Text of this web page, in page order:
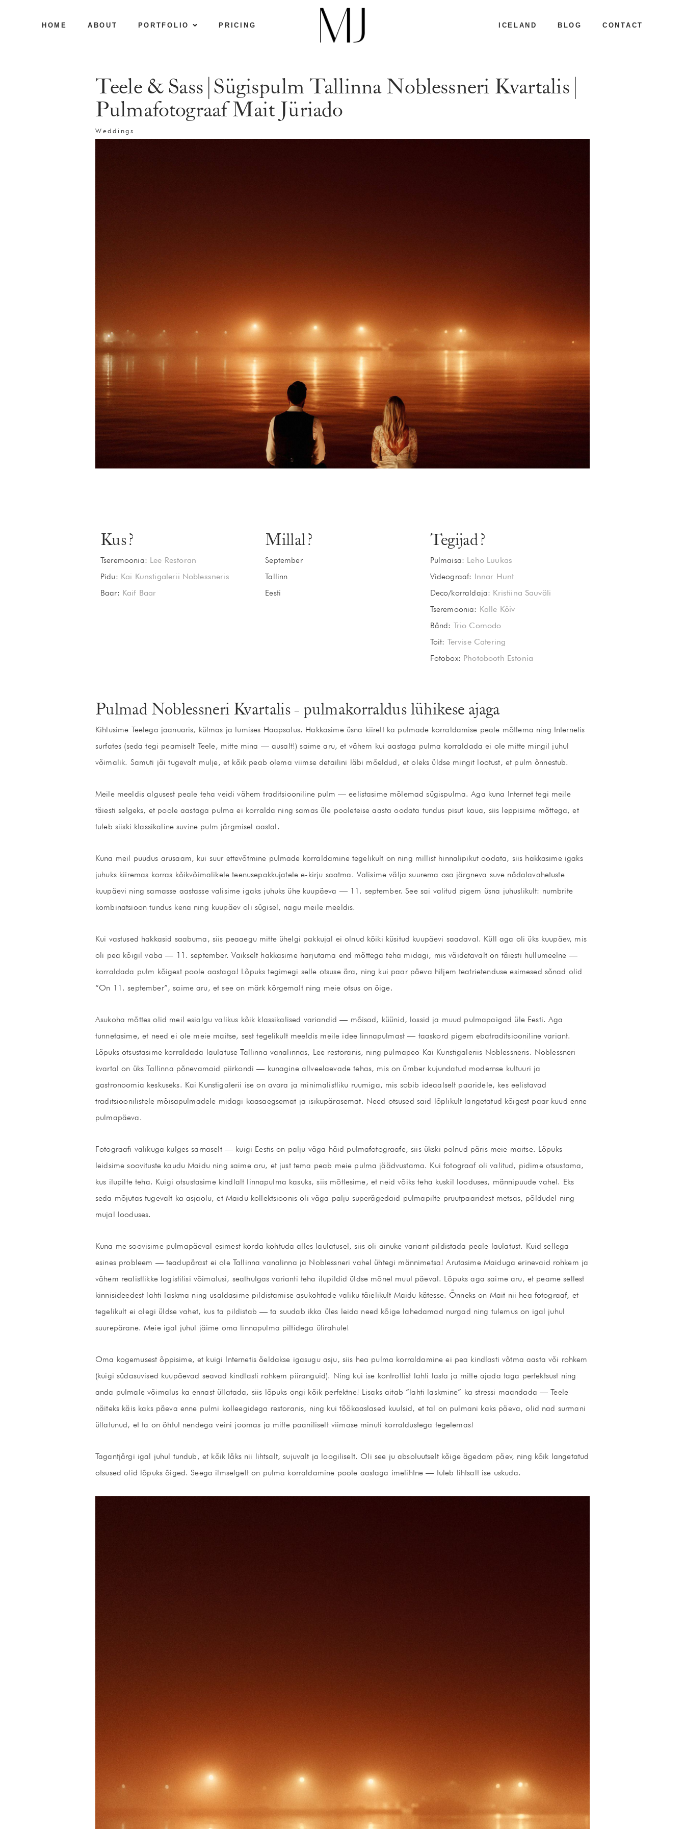
HOME ABOUT PORTFOLIO PRICING ICELAND BLOG CONTACT
Teele & Sass | Sügispulm Tallinna Noblessneri Kvartalis |
Pulmafotograaf Mait Jüriado
Weddings
Kus?
Tseremoonia: Lee Restoran
Pidu: Kai Kunstigalerii Noblessneris
Baar: Kaif Baar
Millal?
September
Tallinn
Eesti
Tegijad?
Pulmaisa: Leho Luukas
Videograaf: Innar Hunt
Deco/korraldaja: Kristiina Sauväli
Tseremoonia: Kalle Kõiv
Bänd: Trio Comodo
Toit: Tervise Catering
Fotobox: Photobooth Estonia
Pulmad Noblessneri Kvartalis - pulmakorraldus lühikese ajaga
Kihlusime Teelega jaanuaris, külmas ja lumises Haapsalus. Hakkasime üsna kiirelt ka pulmade korraldamise peale mõtlema ning Internetis
surfates (seda tegi peamiselt Teele, mitte mina — ausalt!) saime aru, et vähem kui aastaga pulma korraldada ei ole mitte mingil juhul
võimalik. Samuti jäi tugevalt mulje, et kõik peab olema viimse detailini läbi mõeldud, et oleks üldse mingit lootust, et pulm õnnestub.
Meile meeldis algusest peale teha veidi vähem traditsiooniline pulm — eelistasime mõlemad sügispulma. Aga kuna Internet tegi meile
täiesti selgeks, et poole aastaga pulma ei korralda ning samas üle pooleteise aasta oodata tundus pisut kaua, siis leppisime mõttega, et
tuleb siiski klassikaline suvine pulm järgmisel aastal.
Kuna meil puudus arusaam, kui suur ettevõtmine pulmade korraldamine tegelikult on ning millist hinnalipikut oodata, siis hakkasime igaks
juhuks kiiremas korras kõikvõimalikele teenusepakkujatele e-kirju saatma. Valisime välja suurema osa järgneva suve nädalavahetuste
kuupäevi ning samasse aastasse valisime igaks juhuks ühe kuupäeva — 11. september. See sai valitud pigem üsna juhuslikult: numbrite
kombinatsioon tundus kena ning kuupäev oli sügisel, nagu meile meeldis.
Kui vastused hakkasid saabuma, siis peaaegu mitte ühelgi pakkujal ei olnud kõiki küsitud kuupäevi saadaval. Küll aga oli üks kuupäev, mis
oli pea kõigil vaba — 11. september. Vaikselt hakkasime harjutama end mõttega teha midagi, mis väidetavalt on täiesti hullumeelne —
korraldada pulm kõigest poole aastaga! Lõpuks tegimegi selle otsuse ära, ning kui paar päeva hiljem teatrietenduse esimesed sõnad olid
“On 11. september”, saime aru, et see on märk kõrgemalt ning meie otsus on õige.
Asukoha mõttes olid meil esialgu valikus kõik klassikalised variandid — mõisad, küünid, lossid ja muud pulmapaigad üle Eesti. Aga
tunnetasime, et need ei ole meie maitse, sest tegelikult meeldis meile idee linnapulmast — taaskord pigem ebatraditsiooniline variant.
Lõpuks otsustasime korraldada laulatuse Tallinna vanalinnas, Lee restoranis, ning pulmapeo Kai Kunstigaleriis Noblessneris. Noblessneri
kvartal on üks Tallinna põnevamaid piirkondi — kunagine allveelaevade tehas, mis on ümber kujundatud modernse kultuuri ja
gastronoomia keskuseks. Kai Kunstigalerii ise on avara ja minimalistliku ruumiga, mis sobib ideaalselt paaridele, kes eelistavad
traditsioonilistele mõisapulmadele midagi kaasaegsemat ja isikupärasemat. Need otsused said lõplikult langetatud kõigest paar kuud enne
pulmapäeva.
Fotograafi valikuga kulges sarnaselt — kuigi Eestis on palju väga häid pulmafotograafe, siis ükski polnud päris meie maitse. Lõpuks
leidsime soovituste kaudu Maidu ning saime aru, et just tema peab meie pulma jäädvustama. Kui fotograaf oli valitud, pidime otsustama,
kus ilupilte teha. Kuigi otsustasime kindlalt linnapulma kasuks, siis mõtlesime, et neid võiks teha kuskil looduses, männipuude vahel. Eks
seda mõjutas tugevalt ka asjaolu, et Maidu kollektsioonis oli väga palju superägedaid pulmapilte pruutpaaridest metsas, põldudel ning
mujal looduses.
Kuna me soovisime pulmapäeval esimest korda kohtuda alles laulatusel, siis oli ainuke variant pildistada peale laulatust. Kuid sellega
esines probleem — teadupärast ei ole Tallinna vanalinna ja Noblessneri vahel ühtegi männimetsa! Arutasime Maiduga erinevaid rohkem ja
vähem realistlikke logistilisi võimalusi, sealhulgas varianti teha ilupildid üldse mõnel muul päeval. Lõpuks aga saime aru, et peame sellest
kinnisideedest lahti laskma ning usaldasime pildistamise asukohtade valiku täielikult Maidu kätesse. Õnneks on Mait nii hea fotograaf, et
tegelikult ei olegi üldse vahet, kus ta pildistab — ta suudab ikka üles leida need kõige lahedamad nurgad ning tulemus on igal juhul
suurepärane. Meie igal juhul jäime oma linnapulma piltidega ülirahule!
Oma kogemusest õppisime, et kuigi Internetis öeldakse igasugu asju, siis hea pulma korraldamine ei pea kindlasti võtma aasta või rohkem
(kuigi südasuvised kuupäevad seavad kindlasti rohkem piiranguid). Ning kui ise kontrollist lahti lasta ja mitte ajada taga perfektsust ning
anda pulmale võimalus ka ennast üllatada, siis lõpuks ongi kõik perfektne! Lisaks aitab “lahti laskmine” ka stressi maandada — Teele
näiteks käis kaks päeva enne pulmi kolleegidega restoranis, ning kui töökaaslased kuulsid, et tal on pulmani kaks päeva, olid nad surmani
üllatunud, et ta on õhtul nendega veini joomas ja mitte paaniliselt viimase minuti korraldustega tegelemas!
Tagantjärgi igal juhul tundub, et kõik läks nii lihtsalt, sujuvalt ja loogiliselt. Oli see ju absoluutselt kõige ägedam päev, ning kõik langetatud
otsused olid lõpuks õiged. Seega ilmselgelt on pulma korraldamine poole aastaga imelihtne — tuleb lihtsalt ise uskuda.